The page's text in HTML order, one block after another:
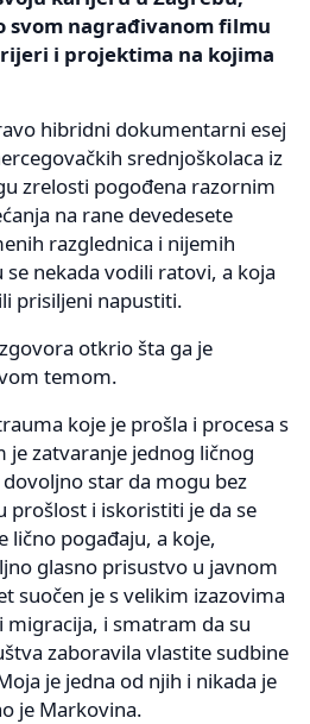
svom nagrađivanom filmu
i projektima na kojima
hibridni dokumentarni esej
srednjoškolaca iz
zrelosti pogođena razornim
na rane devedesete
razglednica i nijemih
nekada vodili ratovi, a koja
prisiljeni napustiti.
otkrio šta ga je
temom.
koje je prošla i procesa s
je zatvaranje jednog ličnog
star da mogu bez
prošlost i iskoristiti je da se
lično pogađaju, a koje,
glasno prisustvo u javnom
suočen je s velikim izazovima
migracija, i smatram da su
zaboravila vlastite sudbine
je jedna od njih i nikada je
je Markovina.